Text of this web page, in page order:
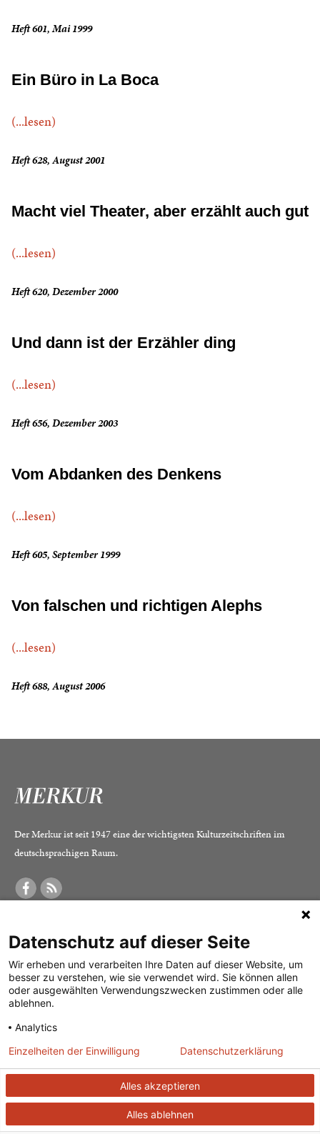
Heft 601, Mai 1999
Ein Büro in La Boca
(...lesen)
Heft 628, August 2001
Macht viel Theater, aber erzählt auch gut
(...lesen)
Heft 620, Dezember 2000
Und dann ist der Erzähler ding
(...lesen)
Heft 656, Dezember 2003
Vom Abdanken des Denkens
(...lesen)
Heft 605, September 1999
Von falschen und richtigen Alephs
(...lesen)
Heft 688, August 2006
Der Merkur ist seit 1947 eine der wichtigsten Kulturzeitschriften im
deutschsprachigen Raum.
Was ist der Merkur?
Herausgeber /
Redaktion
Verlag
Alle Abos im Überblick
Print-Abo
Digital-Abo
Abo kündigen
Vertrag widerrufen
Impressum
Datenschutz
Mediadaten
© 2026J. G. Cotta’sche Buchhandlung Nachfolger GmbH| Technische
Datenschutz auf dieser Seite
Wir erheben und verarbeiten Ihre Daten auf dieser Website, um
besser zu verstehen, wie sie verwendet wird. Sie können allen
oder ausgewählten Verwendungszwecken zustimmen oder alle
ablehnen.
Analytics
Alles akzeptieren
Alles ablehnen
Einzelheiten der Einwilligung Datenschutzerklärung